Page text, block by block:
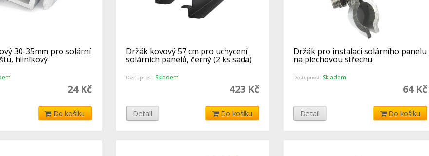
30-35mm pro solární
hliníkový
24 Kč
Do košíku
Držák kovový 57 cm pro uchycení
solárních panelů, černý (2 ks sada)
Dostupnost: Skladem
423 Kč
Detail Do košíku
Držák pro instalaci solárního panelu
na plechovou střechu
Dostupnost: Skladem
64 Kč
Detail Do košíku